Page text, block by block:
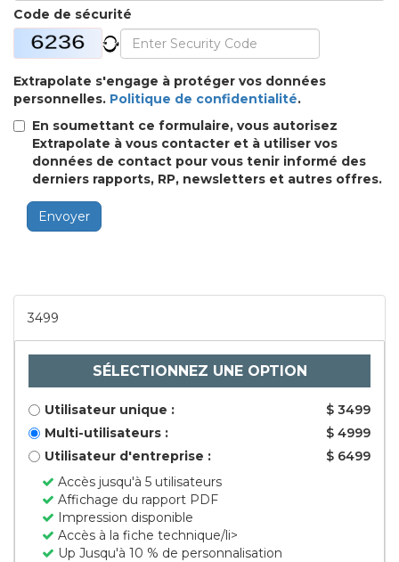
Code de sécurité
Extrapolate s'engage à protéger vos données
personnelles. Politique de confidentialité.
En soumettant ce formulaire, vous autorisez
Extrapolate à vous contacter et à utiliser vos
données de contact pour vous tenir informé des
derniers rapports, RP, newsletters et autres offres.
Envoyer
3499
SÉLECTIONNEZ UNE OPTION
Utilisateur unique :
$ 3499
Multi-utilisateurs :
$ 4999
Utilisateur d'entreprise :
$ 6499
Accès jusqu'à 5 utilisateurs
Affichage du rapport PDF
Impression disponible
Accès à la fiche technique/li>
Up Jusqu'à 10 % de personnalisation